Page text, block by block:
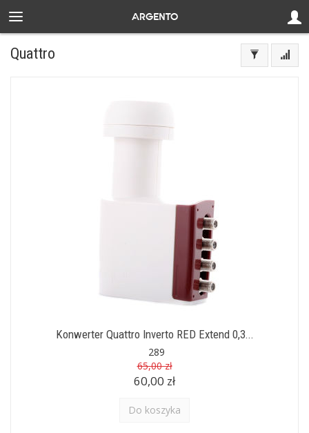
Quattro
Konwerter Quattro Inverto RED Extend 0,3...
289
65,00 zł
60,00 zł
Do koszyka